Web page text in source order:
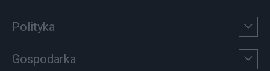
Polityka
Gospodarka